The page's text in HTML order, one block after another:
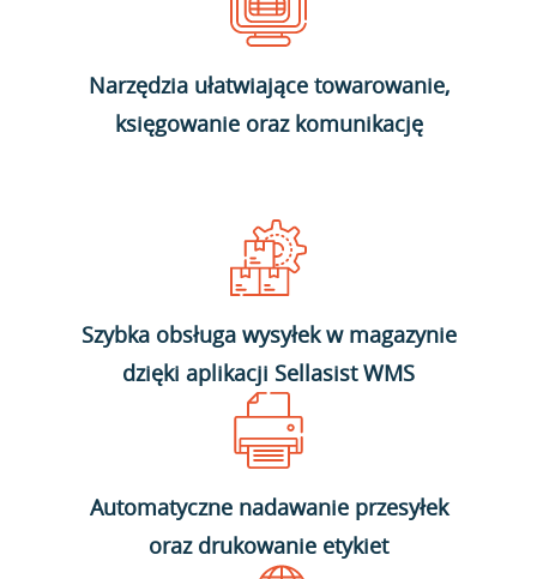
Narzędzia ułatwiające towarowanie,
księgowanie oraz komunikację
Szybka obsługa wysyłek w magazynie
dzięki aplikacji Sellasist WMS
Automatyczne nadawanie przesyłek
oraz drukowanie etykiet